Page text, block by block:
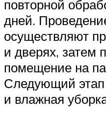
повторной
дней.
осуществляют
и дверях, затем
помещение на
Следующий этап
и влажная